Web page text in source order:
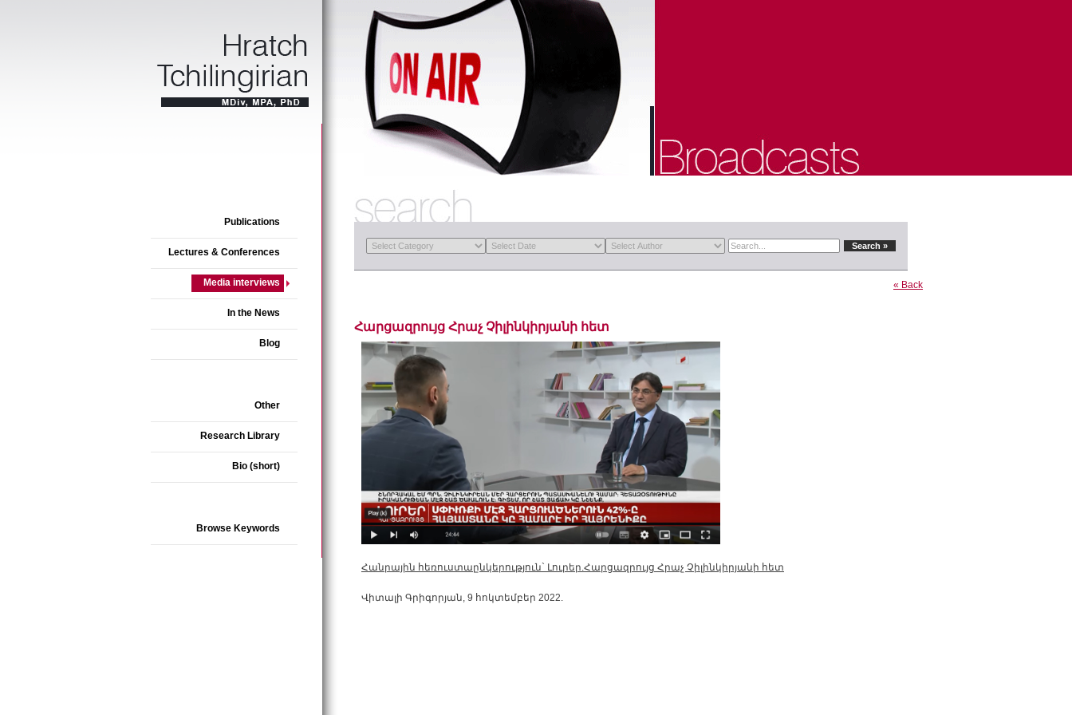
Publications
Lectures & Conferences
Media interviews
In the News
Blog
Other
Research Library
Bio (short)
Browse Keywords
« Back
Հարցազրույց Հրաչ Չիլինկիրյանի հետ
Հանրային հեռուստաընկերություն` Լուրեր.Հարցազրույց Հրաչ Չիլինկիրյանի հետ
Վիտալի Գրիգորյան, 9 հոկտեմբեր 2022.